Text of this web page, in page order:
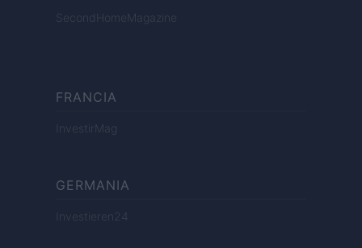
SecondHomeMagazine
FRANCIA
InvestirMag
GERMANIA
Investieren24